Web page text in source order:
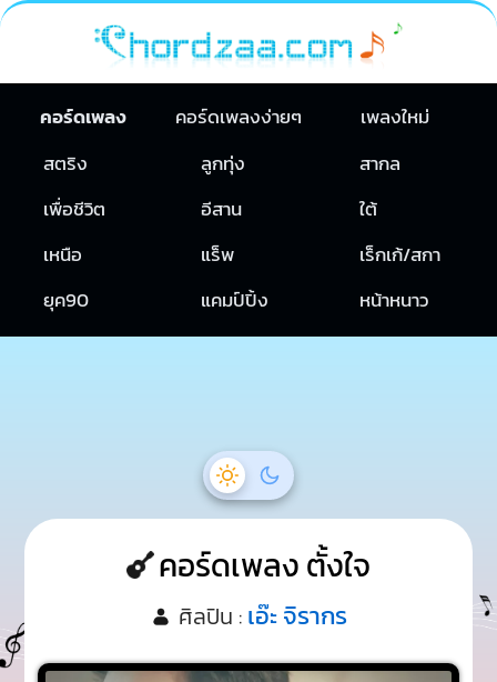
คอร์ดเพลง คอร์ดเพลงง่ายๆ
เพลงใหม่
สตริง
ลูกทุ่ง
สากล
เพื่อชีวิต
อีสาน
ใต้
เหนือ
แร็พ
เร็กเก้/สกา
ยุค90
แคมป์ปิ้ง หน้าหนาว
คอร์ดเพลง ตั้งใจ
ศิลปิน : เอ๊ะ จิรากร